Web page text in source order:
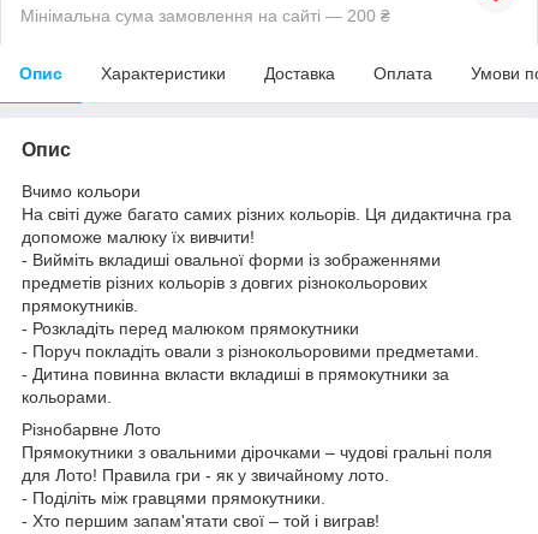
Мінімальна сума замовлення на сайті — 200 ₴
Опис Характеристики Доставка Оплата Умови
Опис
Вчимо кольори
На світі дуже багато самих різних кольорів. Ця дидактична гра
допоможе малюку їх вивчити!
- Вийміть вкладиші овальної форми із зображеннями
предметів різних кольорів з довгих різнокольорових
прямокутників.
- Розкладіть перед малюком прямокутники
- Поруч покладіть овали з різнокольоровими предметами.
- Дитина повинна вкласти вкладиші в прямокутники за
кольорами.
Різнобарвне Лото
Прямокутники з овальними дірочками – чудові гральні поля
для Лото! Правила гри - як у звичайному лото.
- Поділіть між гравцями прямокутники.
- Хто першим запам'ятати свої – той і виграв!